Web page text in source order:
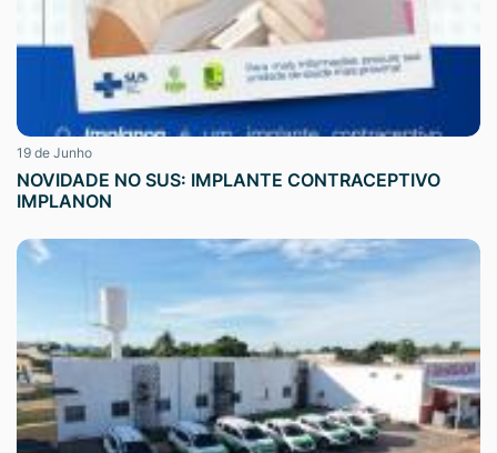
19 de Junho
NOVIDADE NO SUS: IMPLANTE CONTRACEPTIVO
IMPLANON